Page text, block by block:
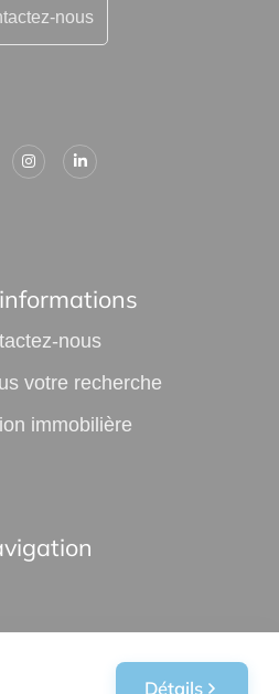
Détails
nous
nous
votre recherche
immobilière